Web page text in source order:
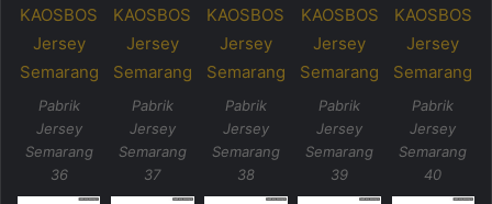
Pabrik
Jersey
Semarang
36
Pabrik
Jersey
Semarang
37
Pabrik
Jersey
Semarang
38
Pabrik
Jersey
Semarang
39
Pabrik
Jersey
Semarang
40